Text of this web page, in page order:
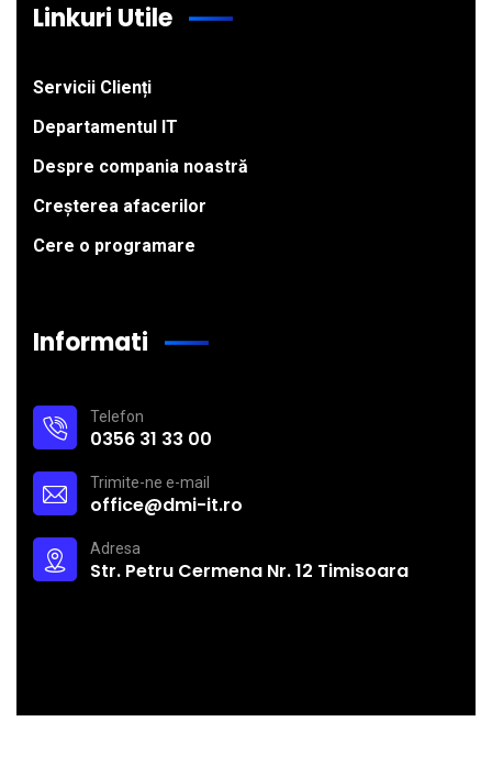
Linkuri Utile
Servicii Clienți
Departamentul IT
Despre compania noastră
Creșterea afacerilor
Cere o programare
Informati
Telefon
0356 31 33 00
Trimite-ne e-mail
office@dmi-it.ro
Adresa
Str. Petru Cermena Nr. 12 Timisoara